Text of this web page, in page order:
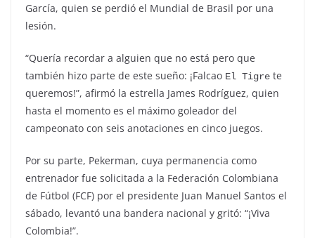
García, quien se perdió el Mundial de Brasil por una
lesión.
“Quería recordar a alguien que no está pero que
también hizo parte de este sueño: ¡Falcao El Tigre te
queremos!”, afirmó la estrella James Rodríguez, quien
hasta el momento es el máximo goleador del
campeonato con seis anotaciones en cinco juegos.
Por su parte, Pekerman, cuya permanencia como
entrenador fue solicitada a la Federación Colombiana
de Fútbol (FCF) por el presidente Juan Manuel Santos el
sábado, levantó una bandera nacional y gritó: “¡Viva
Colombia!”.